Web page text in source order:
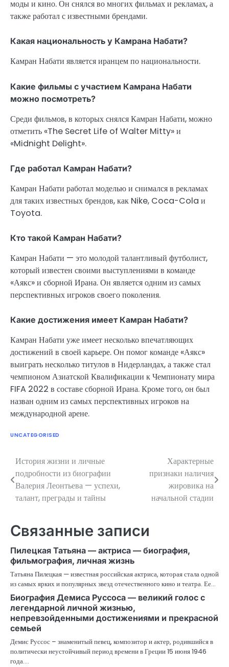
моды и кино. Он снялся во многих фильмах и рекламах, а
также работал с известными брендами.
Какая национальность у Камрана Набати?
Камран Набати является иранцем по национальности.
Какие фильмы с участием Камрана Набати
можно посмотреть?
Среди фильмов, в которых снялся Камран Набати, можно
отметить «The Secret Life of Walter Mitty» и
«Midnight Delight».
Где работал Камран Набати?
Камран Набати работал моделью и снимался в рекламах
для таких известных брендов, как Nike, Coca-Cola и
Toyota.
Кто такой Камран Набати?
Камран Набати — это молодой талантливый футболист,
который известен своими выступлениями в команде
«Аякс» и сборной Ирана. Он является одним из самых
перспективных игроков своего поколения.
Какие достижения имеет Камран Набати?
Камран Набати уже имеет несколько впечатляющих
достижений в своей карьере. Он помог команде «Аякс»
выиграть несколько титулов в Нидерландах, а также стал
чемпионом Азиатской Квалификации к Чемпионату мира
FIFA 2022 в составе сборной Ирана. Кроме того, он был
назван одним из самых перспективных игроков на
международной арене.
UNCATEGORISED
Навигация
по
записям
История жизни и личные
подробности из биографии
Валерия Леонтьева — успехи,
талант, преграды и тайны
Характерные
признаки наличия
жировика на
начальной стадии
Связанные записи
Пилецкая Татьяна — актриса — биография,
фильмография, личная жизнь
Татьяна Пилецкая — известная российская актриса, которая стала одной
из самых ярких и популярных звезд отечественного кино и театра. Ее…
Биография Демиса Руссоса — великий голос с
легендарной личной жизнью,
непревзойденными достижениями и прекрасной
семьей
Демис Руссос – знаменитый певец, композитор и актер, родившийся в
политически неустойчивый период времени в Греции 15 июня 1946
года.…